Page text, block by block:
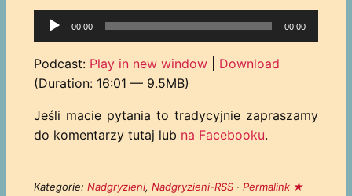
Odtwarzacz
plików
dźwiękowych
00:00 00:00
Podcast: Play in new window| Download
(Duration: 16:01 — 9.5MB)
Jeśli macie pytania to tradycyjnie zapraszamy
do komentarzy tutaj lub na Facebooku.
Kategorie: Nadgryzieni, Nadgryzieni-RSS· Permalink ★